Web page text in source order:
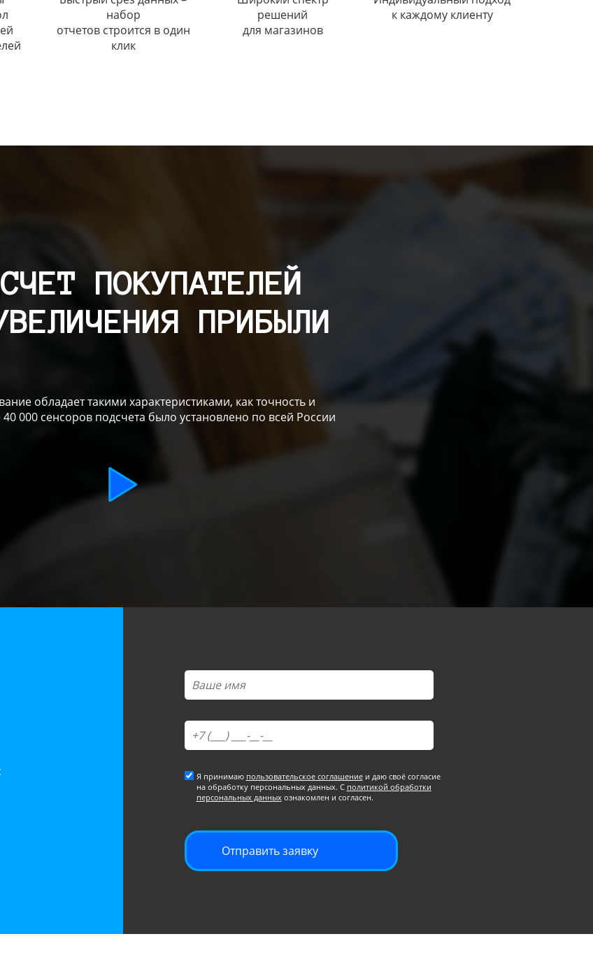
набор
отчетов строится в один
клик
решений
для магазинов
к каждому клиенту
ПОКУПАТЕЛЕЙ
ПРИБЫЛИ
обладает такими характеристиками, как точность и
000 сенсоров подсчета было установлено по всей России
Я принимаю пользовательское соглашениеи даю своё согласие
на обработку персональных данных. С политикой обработки
персональных данныхознакомлен и согласен.